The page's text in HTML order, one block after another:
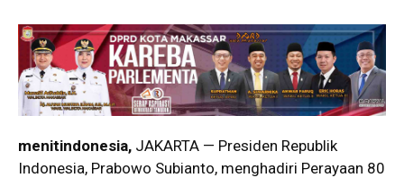
menitindonesia, JAKARTA — Presiden Republik
Indonesia, Prabowo Subianto, menghadiri Perayaan 80